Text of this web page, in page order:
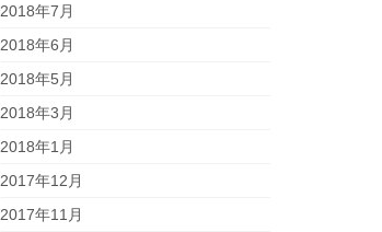
2018年7月
2018年6月
2018年5月
2018年3月
2018年1月
2017年12月
2017年11月